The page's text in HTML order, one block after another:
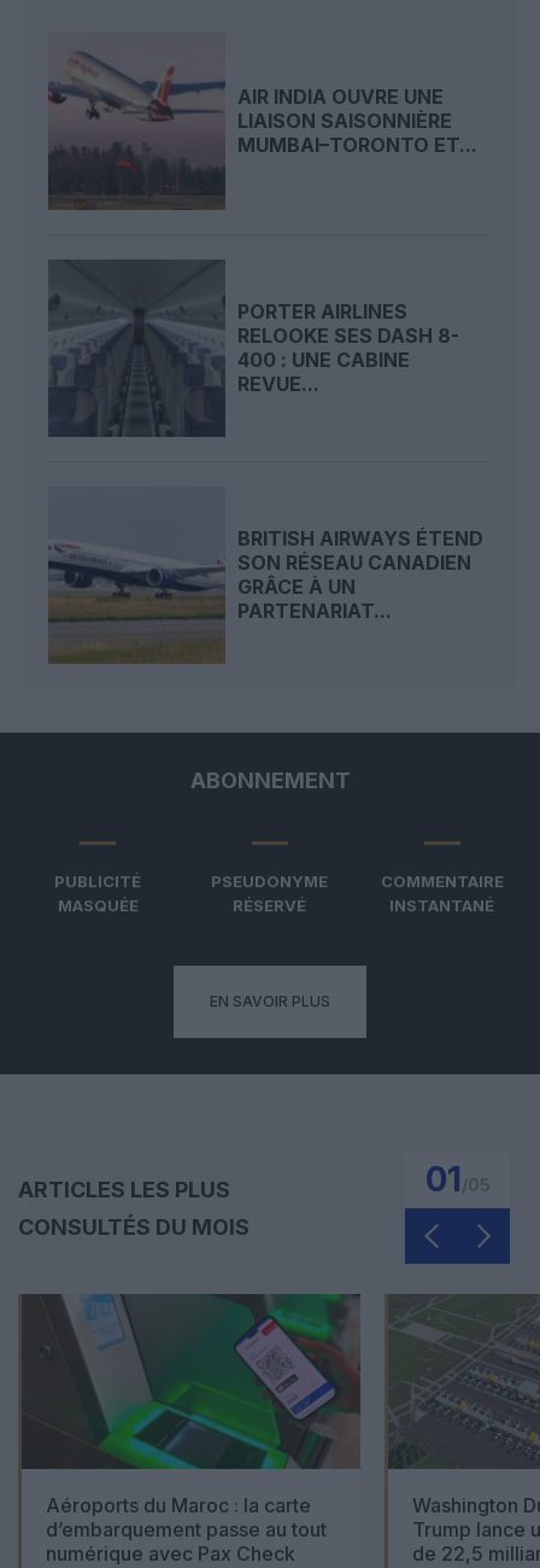
AIR INDIA OUVRE UNE
LIAISON SAISONNIÈRE
MUMBAI–TORONTO ET...
PORTER AIRLINES
RELOOKE SES DASH 8-
400 : UNE CABINE
REVUE...
BRITISH AIRWAYS ÉTEND
SON RÉSEAU CANADIEN
GRÂCE À UN
PARTENARIAT...
ABONNEMENT
PUBLICITÉ
MASQUÉE
PSEUDONYME
RÉSERVÉ
COMMENTAIRE
INSTANTANÉ
EN SAVOIR PLUS
ARTICLES LES PLUS
CONSULTÉS DU MOIS
01
Aéroports du Maroc : la carte
d’embarquement passe au tout
numérique avec Pax Check
Washington
Trump lance
de 22,5